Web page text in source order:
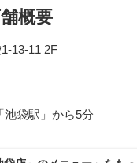
概要
13-11 2F
池袋駅」から5分